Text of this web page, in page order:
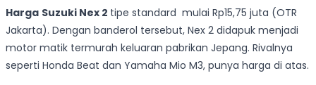
Harga Suzuki Nex 2 tipe standard mulai Rp15,75 juta (OTR
Jakarta). Dengan banderol tersebut, Nex 2 didapuk menjadi
motor matik termurah keluaran pabrikan Jepang. Rivalnya
seperti Honda Beat dan Yamaha Mio M3, punya harga di atas.